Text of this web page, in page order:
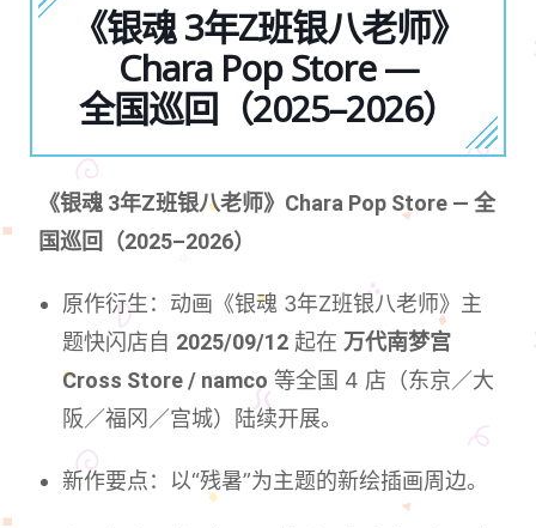
《银魂 3年Z班银八老师》
Chara Pop Store —
全国巡回（2025–2026）
《银魂 3年Z班银八老师》Chara Pop Store — 全
国巡回（2025–2026）
原作衍生：动画《银魂 3年Z班银八老师》主
题快闪店自 2025/09/12 起在 万代南梦宫
Cross Store / namco 等全国 4 店（东京／大
阪／福冈／宫城）陆续开展。
新作要点：以“残暑”为主题的新绘插画周边。